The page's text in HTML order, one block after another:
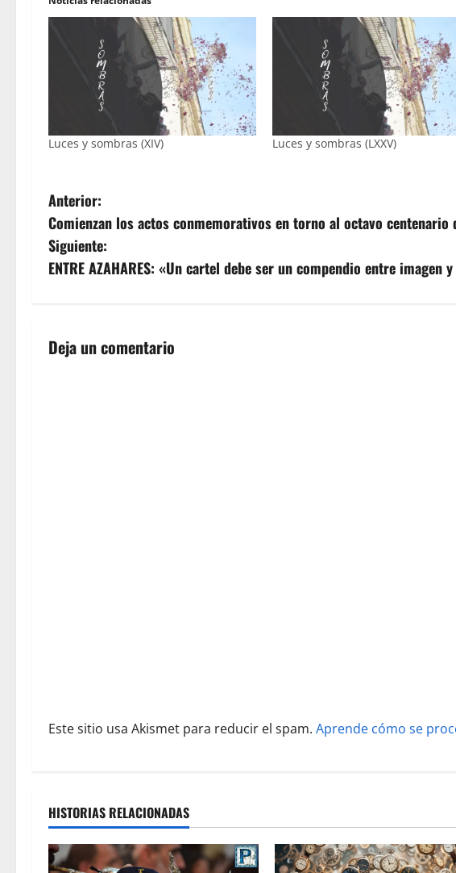
Luces y sombras (XIV) Luces y sombras (LXXV)
N
a
v
g
a
s
Anterior:
Comienzan los actos conmemorativos en torno al octavo centenario
Siguiente:
ENTRE AZAHARES: «Un cartel debe ser un compendio entre imagen
Deja un comentario
Este sitio usa Akismet para reducir el spam. Aprende cómo se
HISTORIAS RELACIONADAS